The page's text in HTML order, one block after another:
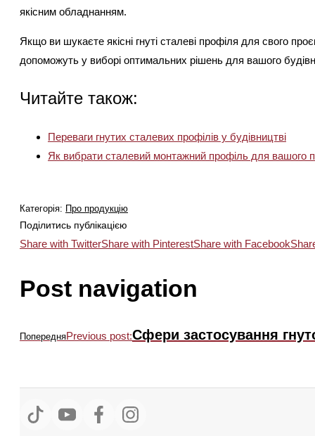
якісним обладнанням.
Якщо ви шукаєте якісні гнуті сталеві профіля для свого
допоможуть у виборі оптимальних рішень для вашого
Читайте також:
Переваги гнутих сталевих профілів у будівництві
Як вибрати сталевий монтажний профіль для вашого
Категорія: Про продукцію
Поділитись публікацією
Share with TwitterShare with PinterestShare with Facebook
Post navigation
ПопередняPrevious post:Сфери застосування